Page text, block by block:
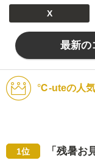
X
最新の
℃-uteの人気
1位 「残暑お